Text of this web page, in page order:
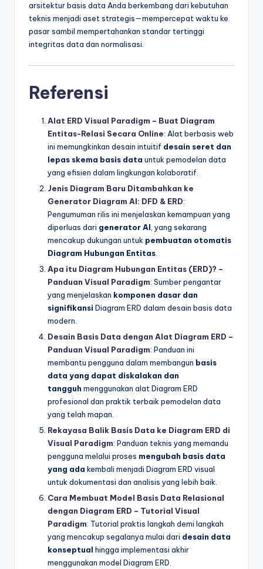
arsitektur basis data Anda berkembang dari kebutuhan
teknis menjadi aset strategis—mempercepat waktu ke
pasar sambil mempertahankan standar tertinggi
integritas data dan normalisasi.
Referensi
Alat ERD Visual Paradigm – Buat Diagram
Entitas-Relasi Secara Online: Alat berbasis web
ini memungkinkan desain intuitif desain seret dan
lepas skema basis data untuk pemodelan data
yang efisien dalam lingkungan kolaboratif.
Jenis Diagram Baru Ditambahkan ke
Generator Diagram AI: DFD & ERD:
Pengumuman rilis ini menjelaskan kemampuan yang
diperluas dari generator AI , yang sekarang
mencakup dukungan untuk pembuatan otomatis
Diagram Hubungan Entitas
Apa itu Diagram Hubungan Entitas (ERD)? –
Panduan Visual Paradigm: Sumber pengantar
yang menjelaskan komponen dasar dan
signifikansi Diagram ERD dalam desain basis data
modern.
Desain Basis Data dengan Alat Diagram ERD –
Panduan Visual Paradigm: Panduan ini
membantu pengguna dalam membangun basis
data yang dapat diskalakan dan
tangguh menggunakan alat Diagram ERD
profesional dan praktik terbaik pemodelan data
yang telah mapan.
Rekayasa Balik Basis Data ke Diagram ERD di
Visual Paradigm: Panduan teknis yang memandu
pengguna melalui proses mengubah basis data
yang ada kembali menjadi Diagram ERD visual
untuk dokumentasi dan analisis yang lebih baik.
Cara Membuat Model Basis Data Relasional
dengan Diagram ERD – Tutorial Visual
Paradigm: Tutorial praktis langkah demi langkah
yang mencakup segalanya mulai dari desain data
konseptual hingga implementasi akhir
menggunakan model Diagram ERD.